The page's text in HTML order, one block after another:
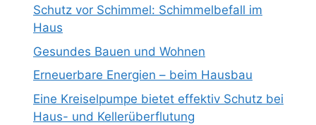
Schutz vor Schimmel: Schimmelbefall im
Haus
Gesundes Bauen und Wohnen
Erneuerbare Energien – beim Hausbau
Eine Kreiselpumpe bietet effektiv Schutz bei
Haus- und Kellerüberflutung